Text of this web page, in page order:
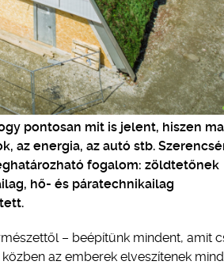
pontosan mit is jelent, hiszen ma
az energia, az autó stb.
fogalom: zöldtetőnek
hő- és páratechnikailag
– beépítünk mindent, amit
az emberek elveszítenek